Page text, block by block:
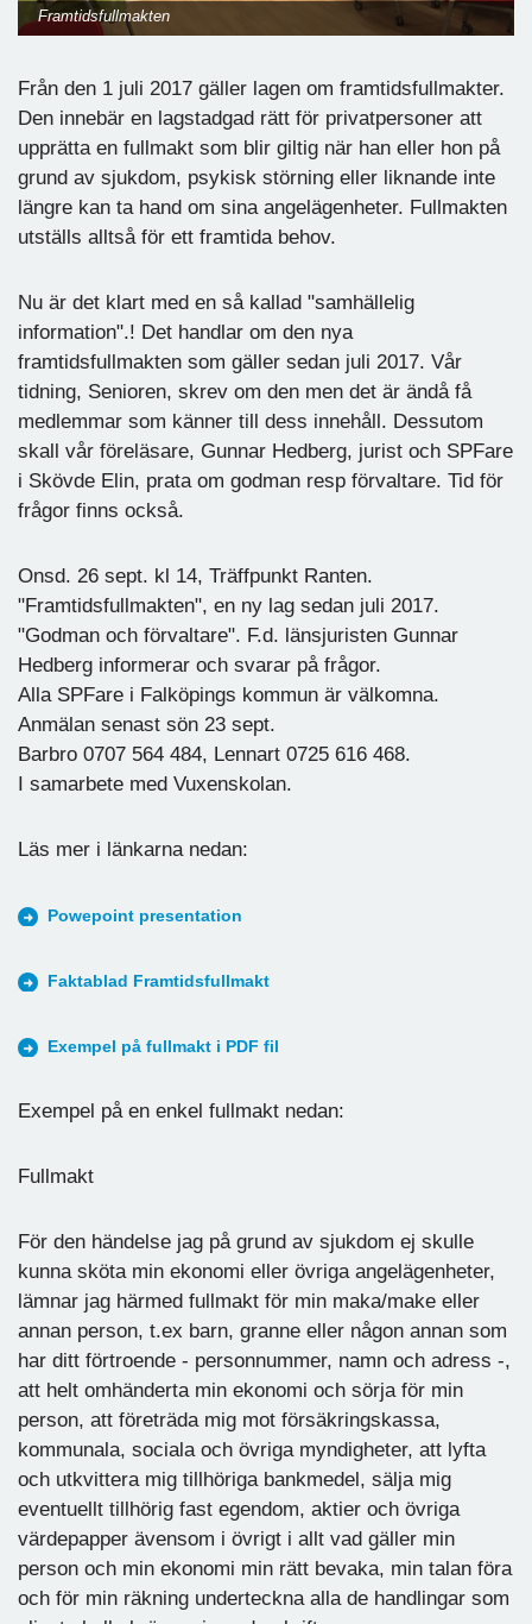
Framtidsfullmakten
Från den 1 juli 2017 gäller lagen om framtidsfullmakter.
Den innebär en lagstadgad rätt för privatpersoner att
upprätta en fullmakt som blir giltig när han eller hon på
grund av sjukdom, psykisk störning eller liknande inte
längre kan ta hand om sina angelägenheter. Fullmakten
utställs alltså för ett framtida behov.
Nu är det klart med en så kallad "samhällelig
information".! Det handlar om den nya
framtidsfullmakten som gäller sedan juli 2017. Vår
tidning, Senioren, skrev om den men det är ändå få
medlemmar som känner till dess innehåll. Dessutom
skall vår föreläsare, Gunnar Hedberg, jurist och SPFare
i Skövde Elin, prata om godman resp förvaltare. Tid för
frågor finns också.
Onsd. 26 sept. kl 14, Träffpunkt Ranten.
"Framtidsfullmakten", en ny lag sedan juli 2017.
"Godman och förvaltare". F.d. länsjuristen Gunnar
Hedberg informerar och svarar på frågor.
Alla SPFare i Falköpings kommun är välkomna.
Anmälan senast sön 23 sept.
Barbro 0707 564 484, Lennart 0725 616 468.
I samarbete med Vuxenskolan.
Läs mer i länkarna nedan:
Powepoint presentation
Faktablad Framtidsfullmakt
Exempel på fullmakt i PDF fil
Exempel på en enkel fullmakt nedan:
Fullmakt
För den händelse jag på grund av sjukdom ej skulle
kunna sköta min ekonomi eller övriga angelägenheter,
lämnar jag härmed fullmakt för min maka/make eller
annan person, t.ex barn, granne eller någon annan som
har ditt förtroende - personnummer, namn och adress -,
att helt omhänderta min ekonomi och sörja för min
person, att företräda mig mot försäkringskassa,
kommunala, sociala och övriga myndigheter, att lyfta
och utkvittera mig tillhöriga bankmedel, sälja mig
eventuellt tillhörig fast egendom, aktier och övriga
värdepapper ävensom i övrigt i allt vad gäller min
person och min ekonomi min rätt bevaka, min talan föra
och för min räkning underteckna alla de handlingar som